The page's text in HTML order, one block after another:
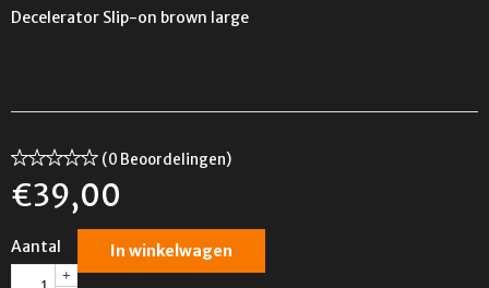
Decelerator Slip-on brown large
(0 Beoordelingen)
€39,00
Aantal
+
In winkelwagen